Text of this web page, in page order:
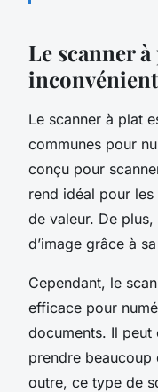
Le scanner
Le scanner à plat
communes pour
conçu pour
rend idéal pour
de valeur. De
d’image grâce à
Cependant, le
efficace pour
documents. Il peut
prendre beaucoup
outre, ce type de